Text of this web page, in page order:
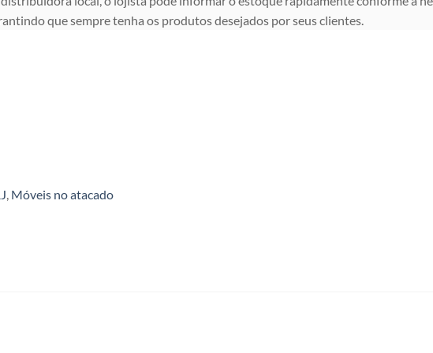
que sempre tenha os produtos desejados por seus clientes.
, Móveis no atacado